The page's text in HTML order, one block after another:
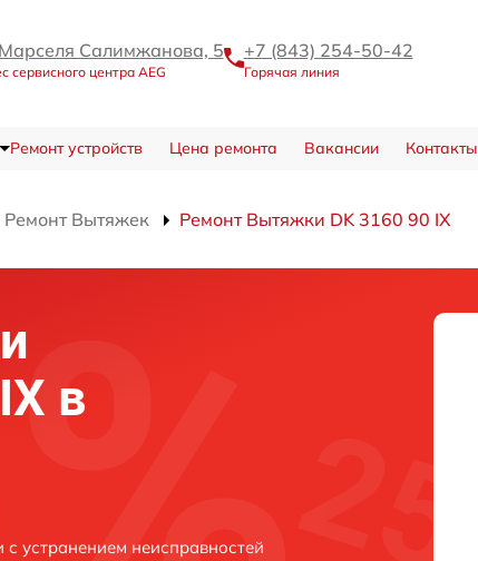
Салимжанова, 5
сервисного центра AEG
+7 (843) 254-50-42
Горячая линия
Ремонт устройств Цена ремонта Вакансии Контакты
Ремонт Вытяжек Ремонт Вытяжки DK 3160 90 IX
в
устранением неисправностей